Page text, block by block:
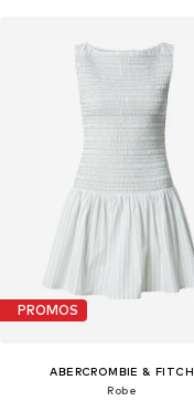
PROMOS
ABERCROMBIE & FITCH
Robe